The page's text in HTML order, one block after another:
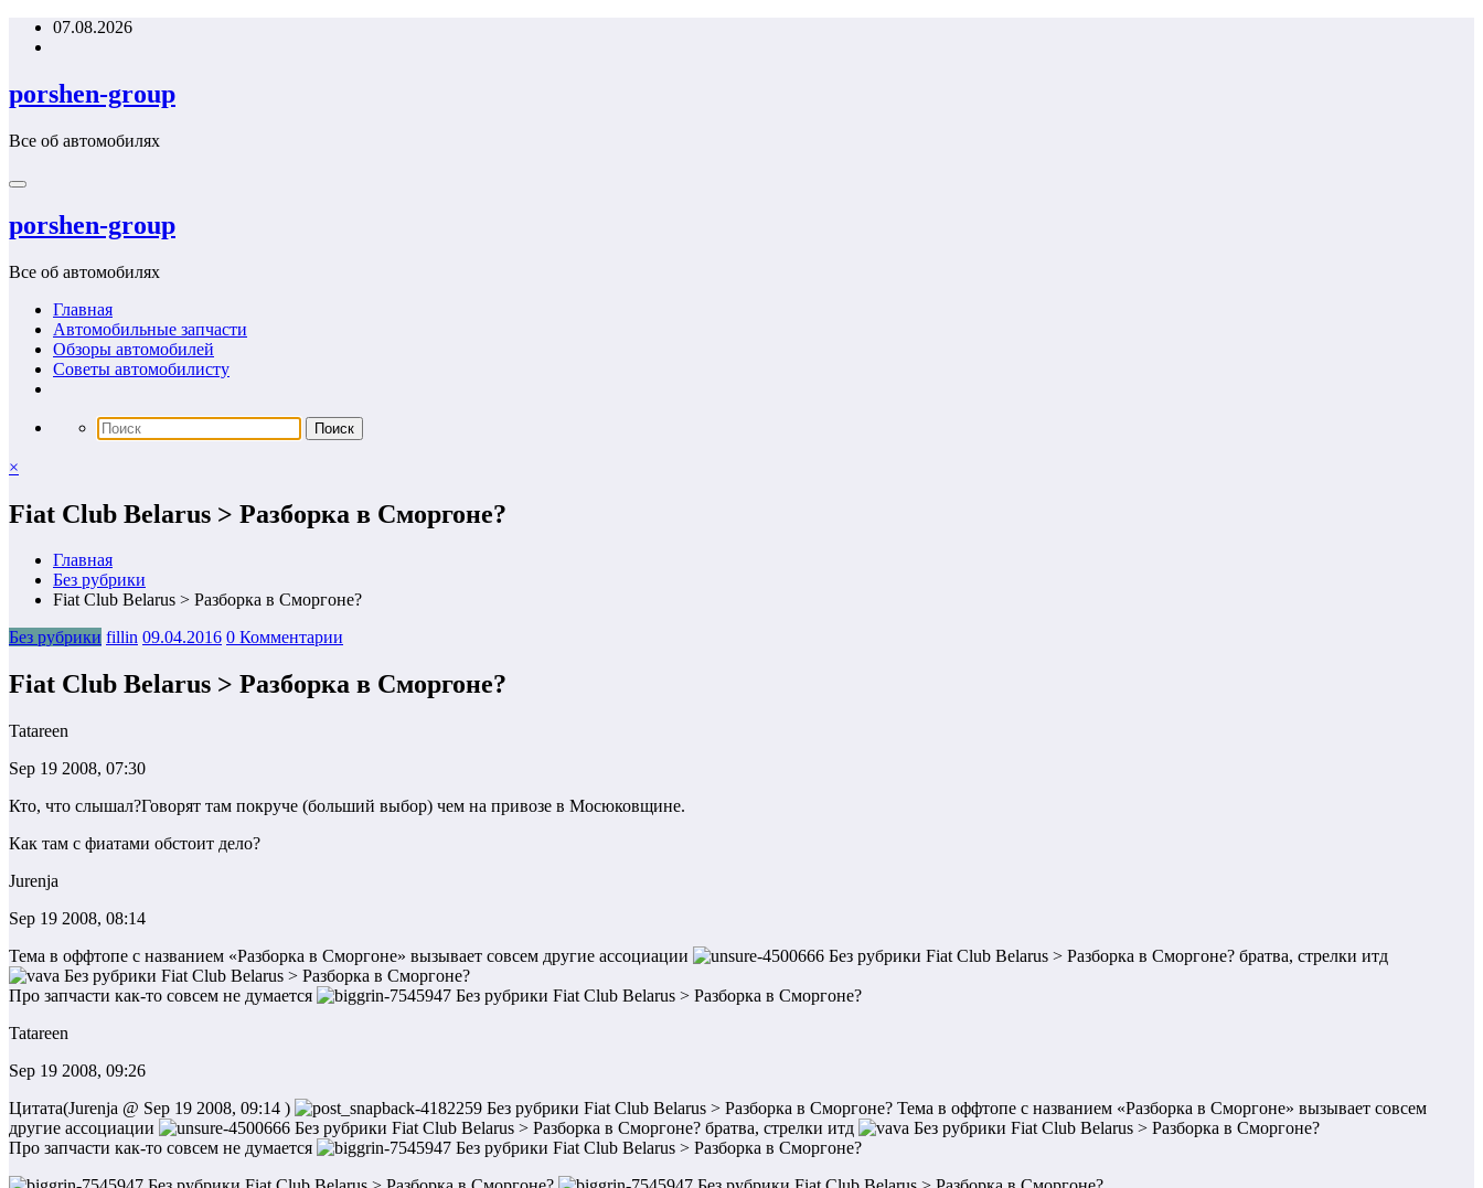
Перейти07.08.2026
porshen-group
Все об автомобилях
porshen-group
Все об автомобилях
Главная
Автомобильные запчасти
Обзоры автомобилей
Советы автомобилисту
×
Fiat Club Belarus > Разборка в Сморгоне?
Главная
Без рубрики
Fiat Club Belarus > Разборка в Сморгоне?
Без рубрики fillin 09.04.2016 0 Комментарии
Fiat Club Belarus > Разборка в Сморгоне?
Tatareen
Sep 19 2008, 07:30
Кто, что слышал?Говорят там покруче (больший выбор) чем на привозе в Мосюковщине.
Как там с фиатами обстоит дело?
Jurenja
Sep 19 2008, 08:14
Тема в оффтопе с названием «Разборка в Сморгоне» вызывает совсем другие ассоциации
братва, стрелки итд
Про запчасти как-то совсем не думается
Tatareen
Sep 19 2008, 09:26
Цитата(Jurenja @ Sep 19 2008, 09:14 )
Тема в оффтопе с названием «Разборка в Сморгоне» вызывает совсем
другие ассоциации
братва, стрелки итд
Про запчасти как-то совсем не думается